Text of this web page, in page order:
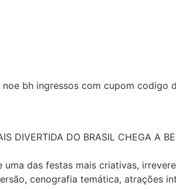
DIVERTIDA DO BRASIL CHEGA A
das festas mais criativas,
cenografia temática, atrações